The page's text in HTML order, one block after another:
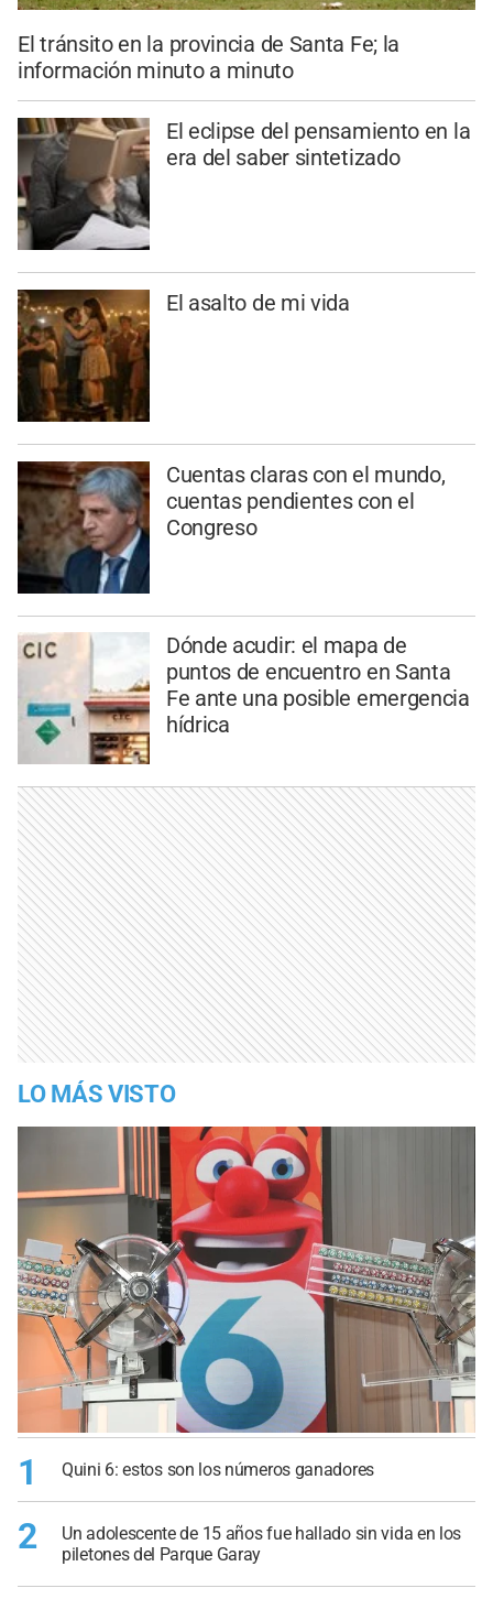
El tránsito en la provincia de Santa Fe; la
información minuto a minuto
El eclipse del pensamiento en la
era del saber sintetizado
El asalto de mi vida
Cuentas claras con el mundo,
cuentas pendientes con el
Congreso
Dónde acudir: el mapa de
puntos de encuentro en Santa
Fe ante una posible emergencia
hídrica
LO MÁS VISTO
1 Quini 6: estos son los números ganadores
2
Un adolescente de 15 años fue hallado sin vida en los
piletones del Parque Garay